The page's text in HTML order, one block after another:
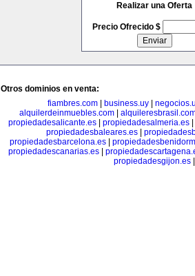
Realizar una Oferta
Precio Ofrecido $
Otros dominios en venta:
fiambres.com
business.uy
alquilerdeinmuebles.com|
propiedadesalicante.es| propiedadesalmeria.es|
propiedadesbaleares.es
propiedadesbarcelona.es
propiedadescanarias.es|
propiedadesgijon.es